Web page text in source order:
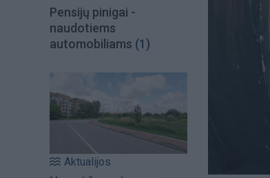
Pensijų pinigai -
naudotiems
automobiliams (1)
Aktualijos